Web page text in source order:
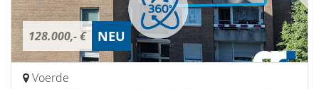
128.000,- € NEU
Voerde